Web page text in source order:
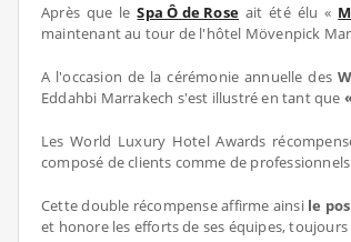
Après que leSpa Ô de Rose ait été élu «
maintenant au tour de l'hôtel Mövenpick
A l'occasion de la cérémonie annuelle des
Eddahbi Marrakech s'est illustré en tant que
Les World Luxury Hotel Awards
composé de clients comme de
Cette double récompense affirme ainsi le
et honore les efforts de ses équipes,